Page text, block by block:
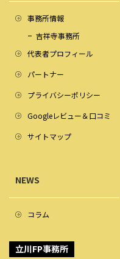
事務所情報
吉祥寺事務所
代表者プロフィール
パートナー
プライバシーポリシー
Googleレビュー＆口コミ
サイトマップ
NEWS
コラム
立川FP事務所